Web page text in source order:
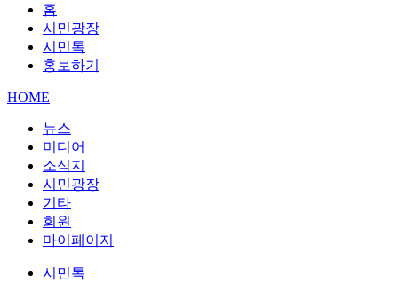
홈
시민광장
시민톡
홍보하기
HOME
뉴스
미디어
소식지
시민광장
기타
회원
마이페이지
시민톡